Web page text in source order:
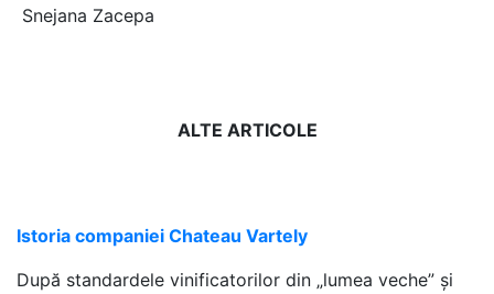
Snejana Zacepa
ALTE ARTICOLE
Istoria companiei Chateau Vartely
După standardele vinificatorilor din „lumea veche” și